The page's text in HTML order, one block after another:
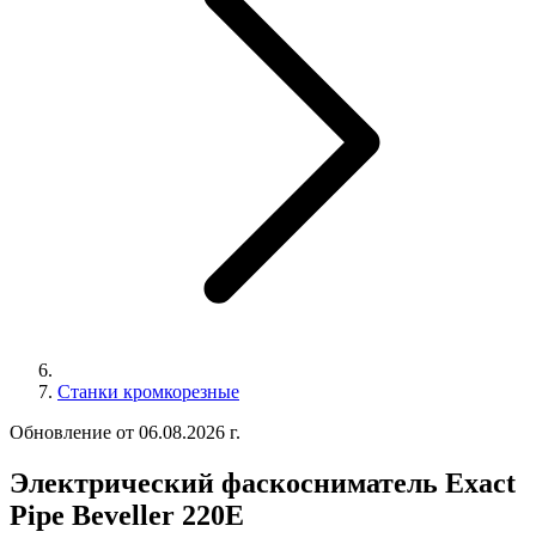
Станки кромкорезные
Обновление от 06.08.2026 г.
Электрический фаскосниматель Exact
Pipe Beveller 220E